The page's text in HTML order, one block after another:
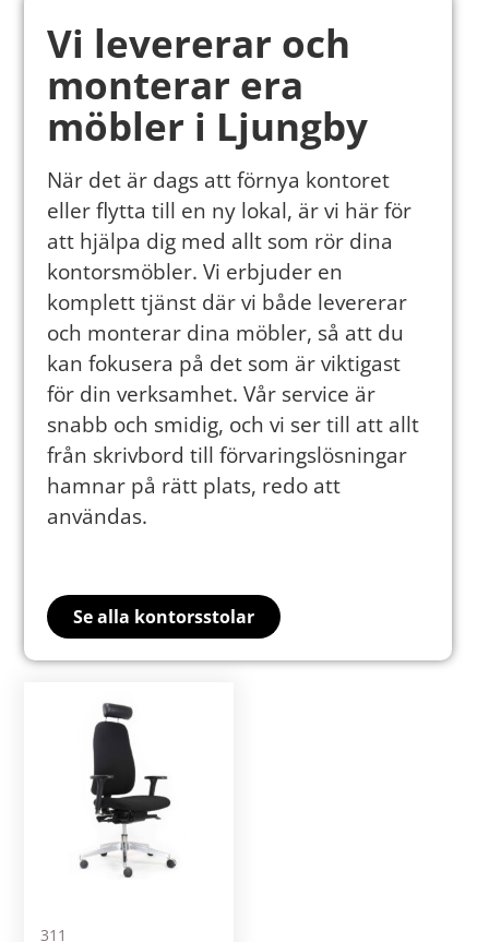
Vi levererar och
monterar era
möbler i Ljungby
När det är dags att förnya kontoret
eller flytta till en ny lokal, är vi här för
att hjälpa dig med allt som rör dina
kontorsmöbler. Vi erbjuder en
komplett tjänst där vi både levererar
och monterar dina möbler, så att du
kan fokusera på det som är viktigast
för din verksamhet. Vår service är
snabb och smidig, och vi ser till att allt
från skrivbord till förvaringslösningar
hamnar på rätt plats, redo att
användas.
Se alla kontorsstolar
311